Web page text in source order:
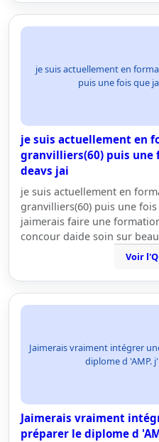
je suis actuellement en
puis une fois que
je suis actuellement en
granvilliers(60) puis une
deavs jai
je suis actuellement en
granvilliers(60) puis une
jaimerais faire une
concour daide soin sur
Voir
Jaimerais vraiment intégrer
diplome d 'AMP.
Jaimerais vraiment
préparer le diplome d